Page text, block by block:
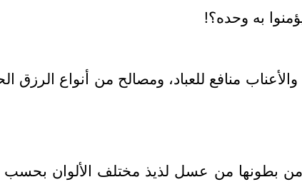
به وحده؟!
منافع للعباد، ومصالح من أنواع الرزق
بطونها من عسل لذيذ مختلف الألوان بحسب